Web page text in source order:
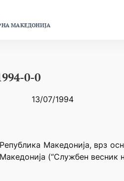
МАКЕДОНИЈА
0-0
13/07/1994
Македонија, врз
(“Службен весник